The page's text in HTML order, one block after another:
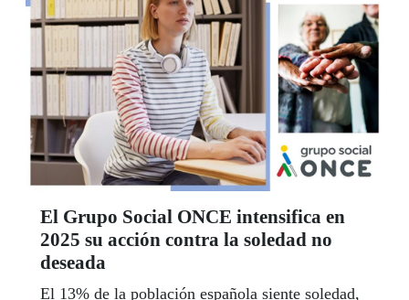
El Grupo Social ONCE intensifica en
2025 su acción contra la soledad no
deseada
El 13% de la población española siente soledad,